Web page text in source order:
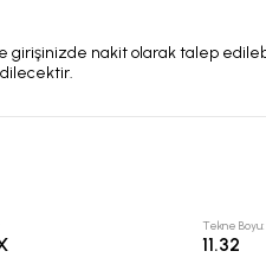
girişinizde nakit olarak talep
Tekne Boyu:
11.32